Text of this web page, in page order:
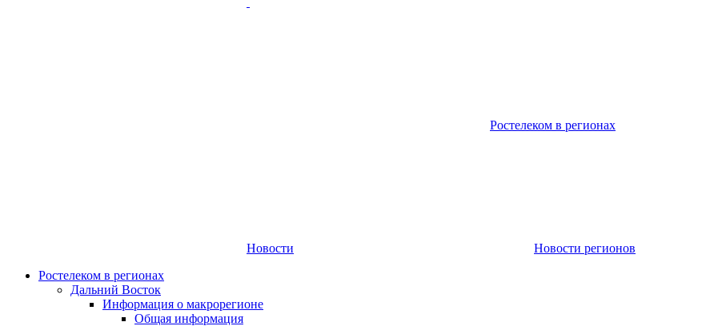
Ростелеком в регионах
Новости Новости регионов
Ростелеком в регионах
Дальний Восток
Информация о макрорегионе
Общая информация